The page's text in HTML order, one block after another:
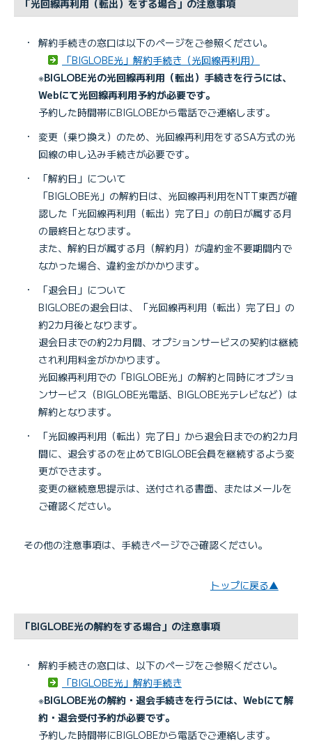
「光回線再利用（転出）をする場合」の注意事項
・
解約手続きの窓口は以下のページをご参照ください。
「BIGLOBE光」解約手続き（光回線再利用）
※BIGLOBE光の光回線再利用（転出）手続きを行うには、
Webにて光回線再利用予約が必要です。
予約した時間帯にBIGLOBEから電話でご連絡します。
・
変更（乗り換え）のため、光回線再利用をするSA方式の光
回線の申し込み手続きが必要です。
・
「解約日」について
「BIGLOBE光」の解約日は、光回線再利用をNTT東西が確
認した「光回線再利用（転出）完了日」の前日が属する月
の最終日となります。
また、解約日が属する月（解約月）が違約金不要期間内で
なかった場合、違約金がかかります。
・
「退会日」について
BIGLOBEの退会日は、「光回線再利用（転出）完了日」の
約2カ月後となります。
退会日までの約2カ月間、オプションサービスの契約は継続
され利用料金がかかります。
光回線再利用での「BIGLOBE光」の解約と同時にオプショ
ンサービス（BIGLOBE光電話、BIGLOBE光テレビなど）は
解約となります。
・
「光回線再利用（転出）完了日」から退会日までの約2カ月
間に、退会するのを止めてBIGLOBE会員を継続するよう変
更ができます。
変更の継続意思提示は、送付される書面、またはメールを
ご確認ください。
その他の注意事項は、手続きページでご確認ください。
トップに戻る▲
「BIGLOBE光の解約をする場合」の注意事項
・
解約手続きの窓口は、以下のページをご参照ください。
「BIGLOBE光」解約手続き
※BIGLOBE光の解約・退会手続きを行うには、Webにて解
約・退会受付予約が必要です。
予約した時間帯にBIGLOBEから電話でご連絡します。